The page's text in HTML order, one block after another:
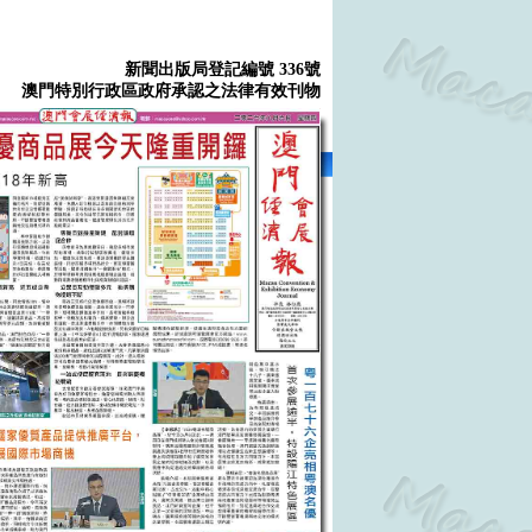
新聞出版局登記編號 336號
澳門特別行政區政府承認之法律有效刊物